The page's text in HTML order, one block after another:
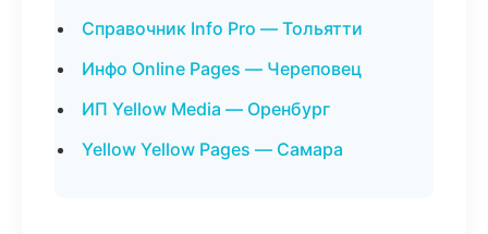
Справочник Info Pro — Тольятти
Инфо Online Pages — Череповец
ИП Yellow Media — Оренбург
Yellow Yellow Pages — Самара